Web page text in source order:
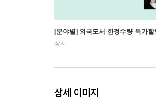
[분야별] 외국도서 한정수량 특가할
상시
상세 이미지